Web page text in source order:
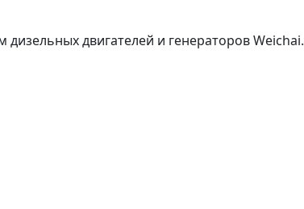
двигателей и генераторов Weichai.